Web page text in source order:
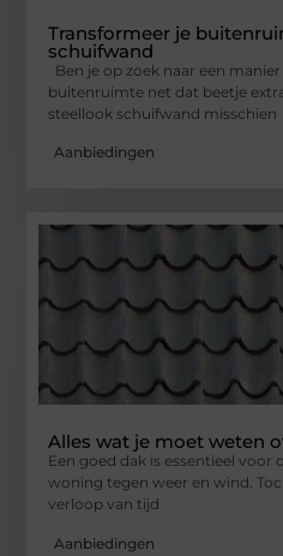
Transformeer je
schuifwand
Ben je op zoek naar een
buitenruimte net dat beetje
steellook schuifwand misschien
Aanbiedingen
Alles wat je moet weten
Een goed dak is essentieel voor
woning tegen weer en wind.
verloop van tijd
Aanbiedingen